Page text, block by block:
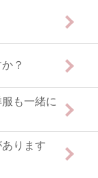
？
も一緒に
ります